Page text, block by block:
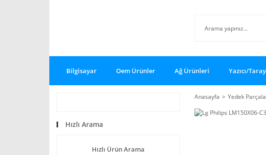
Bilgisayar Oem Ürünler Ağ Ürünleri Yazıcı/
Hızlı Arama
Hızlı Ürün Arama
Anasayfa Yedek